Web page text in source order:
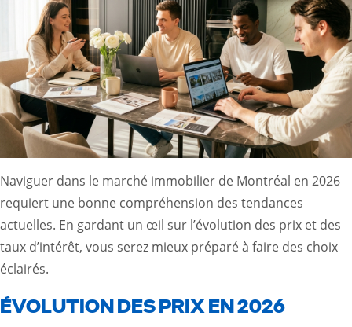
Naviguer dans le marché immobilier de Montréal en 2026
requiert une bonne compréhension des tendances
actuelles. En gardant un œil sur l’évolution des prix et des
taux d’intérêt, vous serez mieux préparé à faire des choix
éclairés.
ÉVOLUTION DES PRIX EN 2026